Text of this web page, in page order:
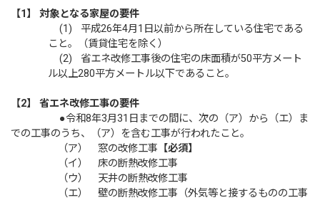
【1】
対象となる家屋の要件
(1) 平成26年4月1日以前から所在している住宅である
こと。（賃貸住宅を除く）
(2) 省エネ改修工事後の住宅の床面積が50平方メート
ル以上280平方メートル以下であること。
【2】
省エネ改修工事の要件
●令和8年3月31日までの間に、次の（ア）から（エ）ま
での工事のうち、（ア）を含む工事が行われたこと。
（ア） 窓の改修工事 【必須】
（イ） 床の断熱改修工事
（ウ） 天井の断熱改修工事
（エ） 壁の断熱改修工事（外気等と接するものの工事